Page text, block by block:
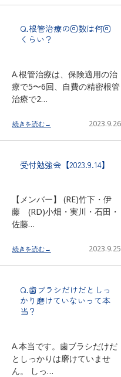
Q.根管治療の回数は何回
くらい？
A.根管治療は、保険適用の治
療で5〜6回、自費の精密根管
治療で2…
続きを読む→ 2023.9.26
受付勉強会【2023.9.14】
【メンバー】 (RE)竹下・伊
藤 (RD)小畑・実川・石田・
佐藤…
続きを読む→ 2023.9.25
Q.歯ブラシだけだとしっ
かり磨けていないって本
当？
A.本当です。歯ブラシだけだ
としっかりは磨けていませ
ん。 しっ…